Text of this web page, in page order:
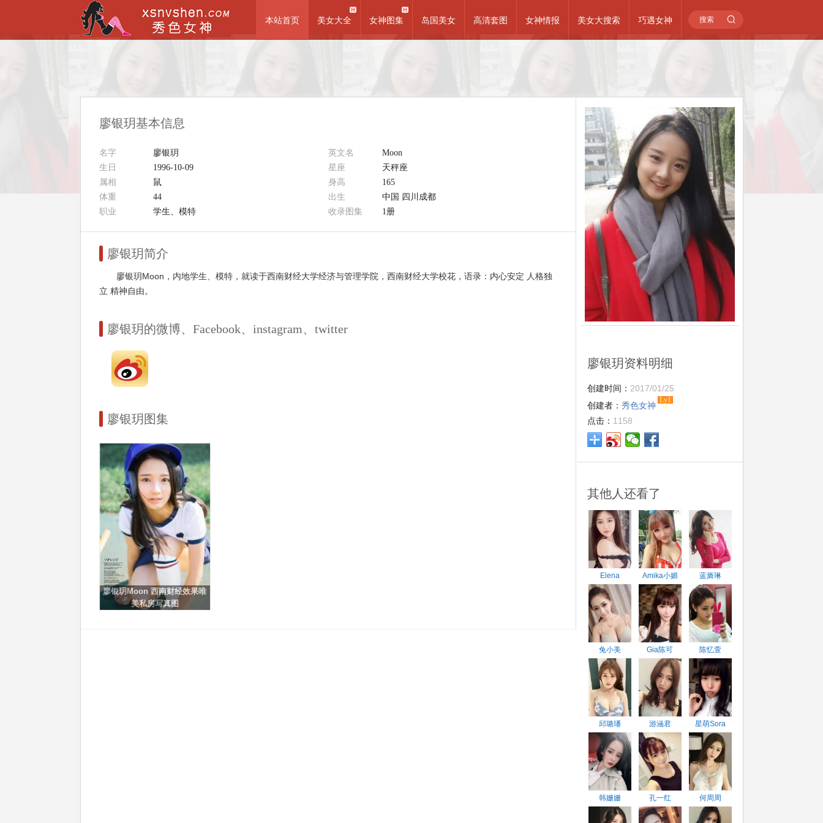
本站首页 美女大全 女神图集 岛国美女 高清套图 女神情报 美女大搜索 巧遇女神
廖银玥基本信息
名字 廖银玥 英文名
Moon
生日
1996-10-09 星座
天秤座
属相
鼠 身高
165
体重
44 出生
中国 四川成都
职业
学生、模特 收录图集 1册
廖银玥简介
廖银玥Moon，内地学生、模特，就读于西南财经大学经济与管理学院，西南财经大学校花，语录：内心安定 人格独
立 精神自由。
廖银玥的微博、Facebook、instagram、twitter
廖银玥图集
廖银玥Moon 西南财经效果唯
美私房写真图
廖银玥资料明细
创建时间： 2017/01/25
创建者： 秀色女神
Lv1
0
点击： 1158
其他人还看了
Elena Amika小媚 蓝旖琳
兔小美 Gia陈可 陈忆萱
邱璐璠 游涵君 星萌Sora
韩姗姗 孔一红 何周周